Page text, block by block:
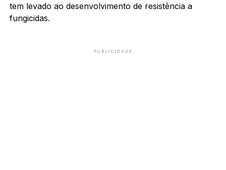
tem levado ao desenvolvimento de resistência a
fungicidas.
PUBLICIDADE